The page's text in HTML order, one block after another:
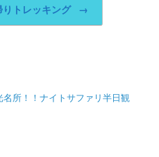
トレッキング →
名所！！ナイトサファリ半日観